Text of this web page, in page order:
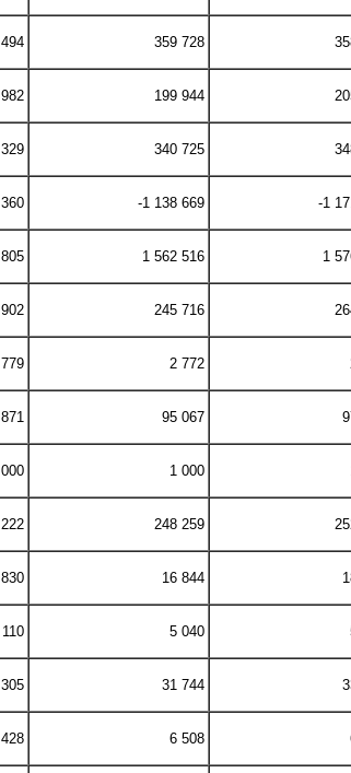
359 728
199 944
340 725
-1 138 669 -1
1 562 516 1
245 716
2 772
95 067
1 000
248 259
16 844
5 040
31 744
6 508